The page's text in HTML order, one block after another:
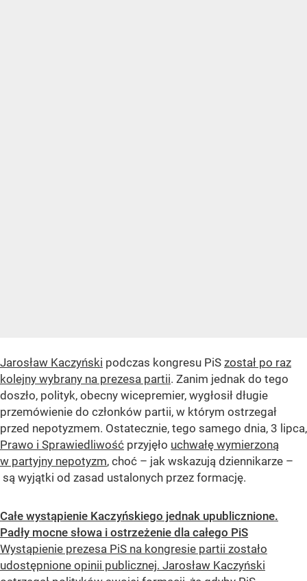
Jarosław Kaczyński podczas kongresu PiS został po raz
kolejny wybrany na prezesa partii. Zanim jednak do tego
doszło, polityk, obecny wicepremier, wygłosił długie
przemówienie do członków partii, w którym ostrzegał
przed nepotyzmem. Ostatecznie, tego samego dnia, 3 lipca,
Prawo i Sprawiedliwość przyjęło uchwałę wymierzoną
w partyjny nepotyzm, choć – jak wskazują dziennikarze –
są wyjątki od zasad ustalonych przez formację.
Całe wystąpienie Kaczyńskiego jednak upublicznione.
Padły mocne słowa i ostrzeżenie dla całego PiS
Wystąpienie prezesa PiS na kongresie partii zostało
udostępnione opinii publicznej. Jarosław Kaczyński